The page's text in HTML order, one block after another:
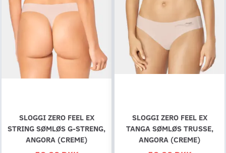
SLOGGI ZERO FEEL EX
STRING SØMLØS G-STRENG,
ANGORA (CREME)
SLOGGI ZERO FEEL EX
TANGA SØMLØS TRUSSE,
ANGORA (CREME)